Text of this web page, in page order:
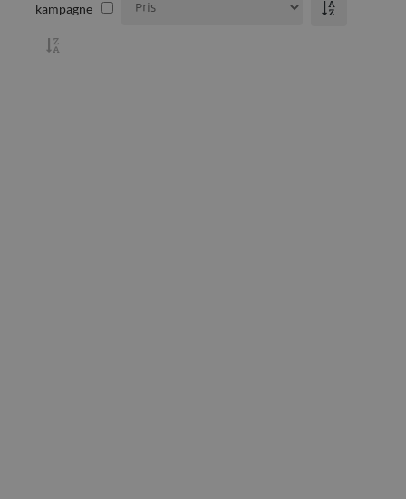
kampagne